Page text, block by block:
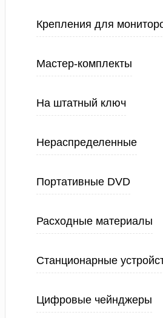
Крепления для
Мастер-комплекты
На штатный ключ
Нераспределенные
Портативные DVD
Расходные материалы
Станционарные
Цифровые чейнджеры